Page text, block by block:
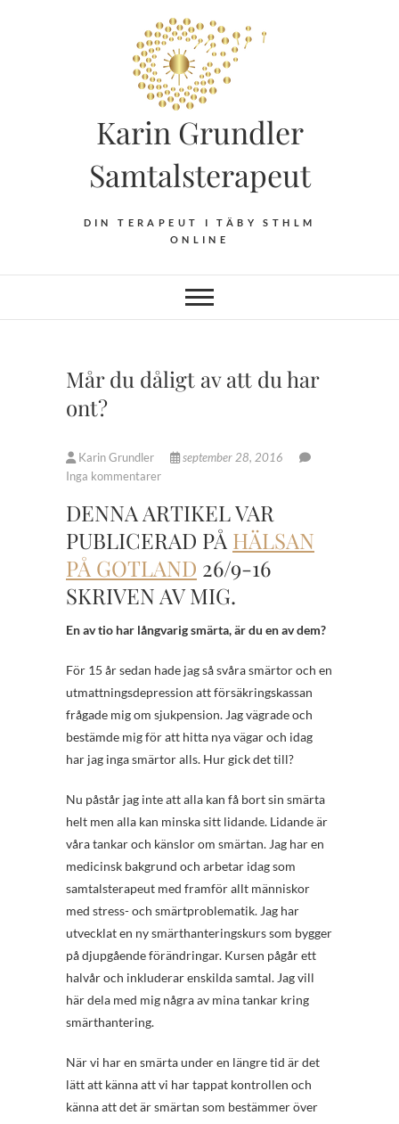
Karin Grundler
Samtalsterapeut
DIN TERAPEUT I TÄBY STHLM
ONLINE
Mår du dåligt av att du har
ont?
Karin Grundler
september 28, 2016
Inga kommentarer
DENNA ARTIKEL VAR
PUBLICERAD PÅ HÄLSAN
PÅ GOTLAND 26/9-16
SKRIVEN AV MIG.
En av tio har långvarig smärta, är du en av dem?
För 15 år sedan hade jag så svåra smärtor och en
utmattningsdepression att försäkringskassan
frågade mig om sjukpension. Jag vägrade och
bestämde mig för att hitta nya vägar och idag
har jag inga smärtor alls. Hur gick det till?
Nu påstår jag inte att alla kan få bort sin smärta
helt men alla kan minska sitt lidande. Lidande är
våra tankar och känslor om smärtan. Jag har en
medicinsk bakgrund och arbetar idag som
samtalsterapeut med framför allt människor
med stress- och smärtproblematik. Jag har
utvecklat en ny smärthanteringskurs som bygger
på djupgående förändringar. Kursen pågår ett
halvår och inkluderar enskilda samtal. Jag vill
här dela med mig några av mina tankar kring
smärthantering.
När vi har en smärta under en längre tid är det
lätt att känna att vi har tappat kontrollen och
känna att det är smärtan som bestämmer över